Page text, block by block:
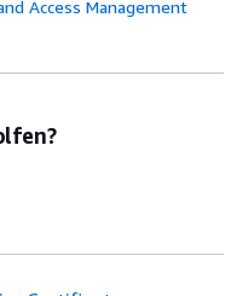
Access Management